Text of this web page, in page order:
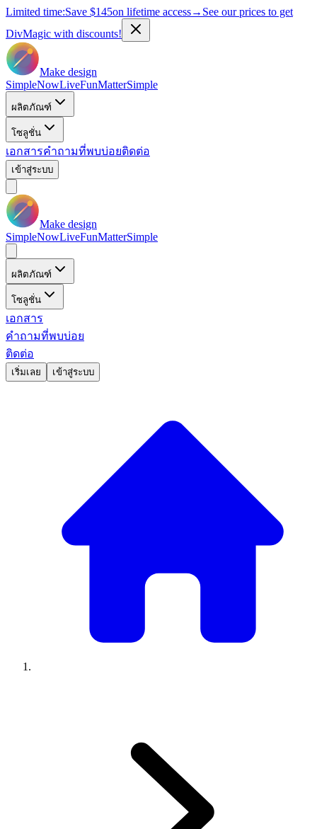
Limited time:Save $145on lifetime access→ See our prices to get
DivMagic with discounts!
Make design
SimpleNowLiveFunMatterSimple
ผลิตภัณฑ์
โซลูชั่น
เอกสารคำถามที่พบบ่อยติดต่อ
เข้าสู่ระบบ
Make design
SimpleNowLiveFunMatterSimple
ผลิตภัณฑ์
โซลูชั่น
เอกสาร
คำถามที่พบบ่อย
ติดต่อ
เริ่มเลย เข้าสู่ระบบ